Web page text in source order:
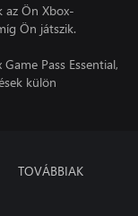
az Ön Xbox-
Ön játszik.
Pass Essential,
külön
TOVÁBBIAK